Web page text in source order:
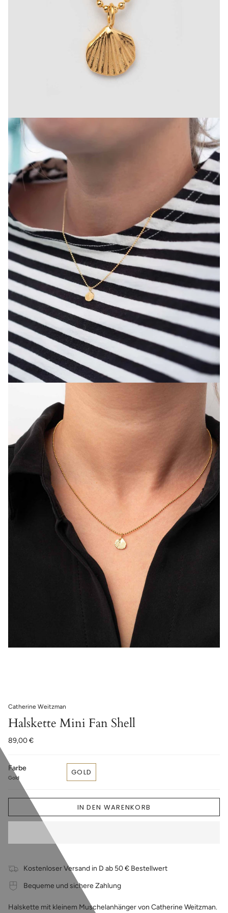
Catherine Weitzman
Halskette Mini Fan Shell
89,00 €
Farbe
Gold
GOLD
IN DEN WARENKORB
Kostenloser Versand in D ab 50 € Bestellwert
Bequeme und sichere Zahlung
Halskette mit kleinem Muschelanhänger von Catherine Weitzman.